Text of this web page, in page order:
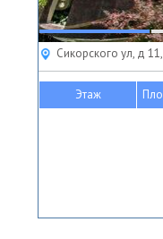
Сикорского ул, д
Этаж